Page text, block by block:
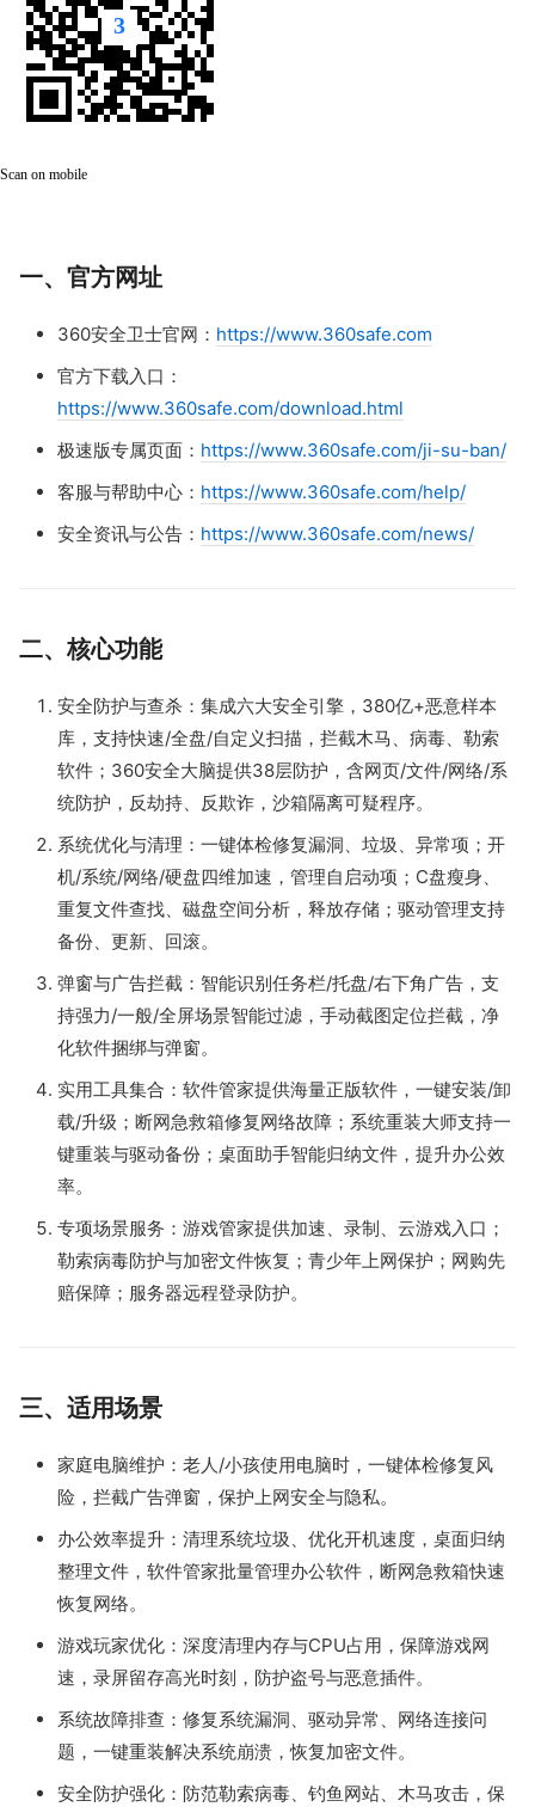
Scan on mobile
一、官方网址
360安全卫士官网： https://www.360safe.com
官方下载入口：
https://www.360safe.com/download.html
极速版专属页面： https://www.360safe.com/ji-su-ban/
客服与帮助中心： https://www.360safe.com/help/
安全资讯与公告： https://www.360safe.com/news/
二、核心功能
安全防护与查杀：集成六大安全引擎，380亿+恶意样本
库，支持快速/全盘/自定义扫描，拦截木马、病毒、勒索
软件；360安全大脑提供38层防护，含网页/文件/网络/系
统防护，反劫持、反欺诈，沙箱隔离可疑程序。
系统优化与清理：一键体检修复漏洞、垃圾、异常项；开
机/系统/网络/硬盘四维加速，管理自启动项；C盘瘦身、
重复文件查找、磁盘空间分析，释放存储；驱动管理支持
备份、更新、回滚。
弹窗与广告拦截：智能识别任务栏/托盘/右下角广告，支
持强力/一般/全屏场景智能过滤，手动截图定位拦截，净
化软件捆绑与弹窗。
实用工具集合：软件管家提供海量正版软件，一键安装/卸
载/升级；断网急救箱修复网络故障；系统重装大师支持一
键重装与驱动备份；桌面助手智能归纳文件，提升办公效
率。
专项场景服务：游戏管家提供加速、录制、云游戏入口；
勒索病毒防护与加密文件恢复；青少年上网保护；网购先
赔保障；服务器远程登录防护。
三、适用场景
家庭电脑维护：老人/小孩使用电脑时，一键体检修复风
险，拦截广告弹窗，保护上网安全与隐私。
办公效率提升：清理系统垃圾、优化开机速度，桌面归纳
整理文件，软件管家批量管理办公软件，断网急救箱快速
恢复网络。
游戏玩家优化：深度清理内存与CPU占用，保障游戏网
速，录屏留存高光时刻，防护盗号与恶意插件。
系统故障排查：修复系统漏洞、驱动异常、网络连接问
题，一键重装解决系统崩溃，恢复加密文件。
安全防护强化：防范勒索病毒、钓鱼网站、木马攻击，保